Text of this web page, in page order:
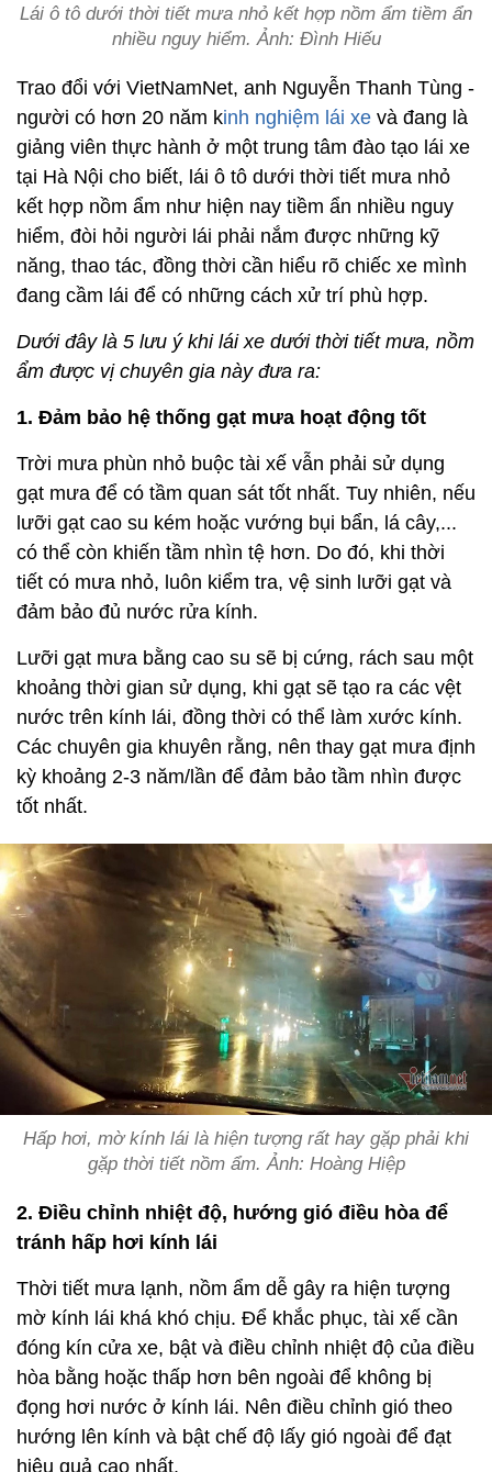
Lái ô tô dưới thời tiết mưa nhỏ kết hợp nồm ẩm tiềm ẩn
nhiều nguy hiểm. Ảnh: Đình Hiếu
Trao đổi với VietNamNet, anh Nguyễn Thanh Tùng -
người có hơn 20 năm kinh nghiệm lái xe và đang là
giảng viên thực hành ở một trung tâm đào tạo lái xe
tại Hà Nội cho biết, lái ô tô dưới thời tiết mưa nhỏ
kết hợp nồm ẩm như hiện nay tiềm ẩn nhiều nguy
hiểm, đòi hỏi người lái phải nắm được những kỹ
năng, thao tác, đồng thời cần hiểu rõ chiếc xe mình
đang cầm lái để có những cách xử trí phù hợp.
Dưới đây là 5 lưu ý khi lái xe dưới thời tiết mưa, nồm
ẩm được vị chuyên gia này đưa ra:
1. Đảm bảo hệ thống gạt mưa hoạt động tốt
Trời mưa phùn nhỏ buộc tài xế vẫn phải sử dụng
gạt mưa để có tầm quan sát tốt nhất. Tuy nhiên, nếu
lưỡi gạt cao su kém hoặc vướng bụi bẩn, lá cây,...
có thể còn khiến tầm nhìn tệ hơn. Do đó, khi thời
tiết có mưa nhỏ, luôn kiểm tra, vệ sinh lưỡi gạt và
đảm bảo đủ nước rửa kính.
Lưỡi gạt mưa bằng cao su sẽ bị cứng, rách sau một
khoảng thời gian sử dụng, khi gạt sẽ tạo ra các vệt
nước trên kính lái, đồng thời có thể làm xước kính.
Các chuyên gia khuyên rằng, nên thay gạt mưa định
kỳ khoảng 2-3 năm/lần để đảm bảo tầm nhìn được
tốt nhất.
Hấp hơi, mờ kính lái là hiện tượng rất hay gặp phải khi
gặp thời tiết nồm ẩm. Ảnh: Hoàng Hiệp
2. Điều chỉnh nhiệt độ, hướng gió điều hòa để
tránh hấp hơi kính lái
Thời tiết mưa lạnh, nồm ẩm dễ gây ra hiện tượng
mờ kính lái khá khó chịu. Để khắc phục, tài xế cần
đóng kín cửa xe, bật và điều chỉnh nhiệt độ của điều
hòa bằng hoặc thấp hơn bên ngoài để không bị
đọng hơi nước ở kính lái. Nên điều chỉnh gió theo
hướng lên kính và bật chế độ lấy gió ngoài để đạt
hiệu quả cao nhất.